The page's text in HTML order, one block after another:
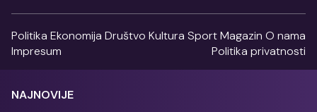
Politika Ekonomija Društvo Kultura SportMagazin O nama
Impresum
Politika privatnosti
NAJNOVIJE